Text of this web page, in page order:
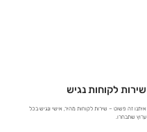
שירות לקוחות נגיש
איתנו זה פשוט – שירות לקוחות מהיר, אישי ונגיש בכל
ערוץ שתבחרו.